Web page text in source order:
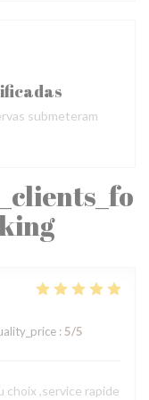
: 5/5
choix ,service rapide
submeteram